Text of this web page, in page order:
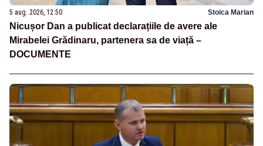
5 aug. 2026, 12:50 Stoica Marian
Nicușor Dan a publicat declarațiile de avere ale
Mirabelei Grădinaru, partenera sa de viață –
DOCUMENTE